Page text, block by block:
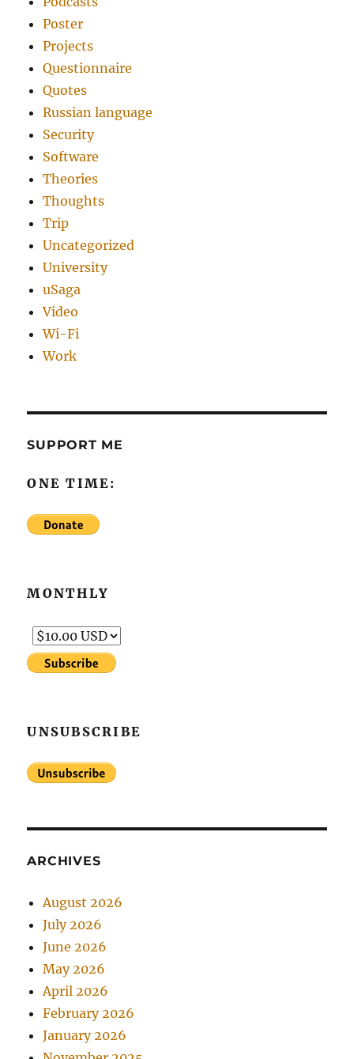
Poster
Projects
Questionnaire
Quotes
Russian language
Security
Software
Theories
Thoughts
Trip
Uncategorized
University
uSaga
Video
Wi-Fi
Work
SUPPORT ME
ONE TIME:
MONTHLY
UNSUBSCRIBE
ARCHIVES
August 2026
July 2026
June 2026
May 2026
April 2026
February 2026
January 2026